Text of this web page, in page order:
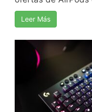
Leer Más